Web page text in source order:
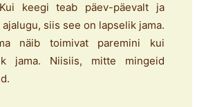
keegi teab päev-päevalt ja
siis see on lapselik jama.
näib toimivat paremini kui
jama. Niisiis, mitte mingeid